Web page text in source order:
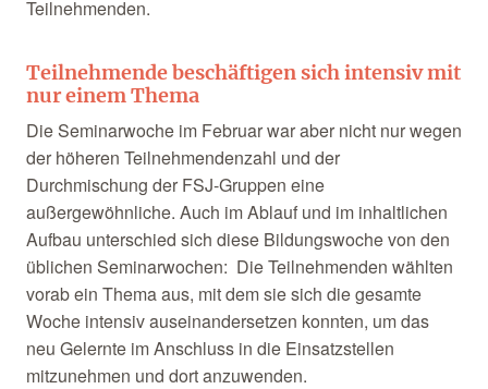
Teilnehmenden.
Teilnehmende beschäftigen sich intensiv mit
nur einem Thema
Die Seminarwoche im Februar war aber nicht nur wegen
der höheren Teilnehmendenzahl und der
Durchmischung der FSJ-Gruppen eine
außergewöhnliche. Auch im Ablauf und im inhaltlichen
Aufbau unterschied sich diese Bildungswoche von den
üblichen Seminarwochen: Die Teilnehmenden wählten
vorab ein Thema aus, mit dem sie sich die gesamte
Woche intensiv auseinandersetzen konnten, um das
neu Gelernte im Anschluss in die Einsatzstellen
mitzunehmen und dort anzuwenden.